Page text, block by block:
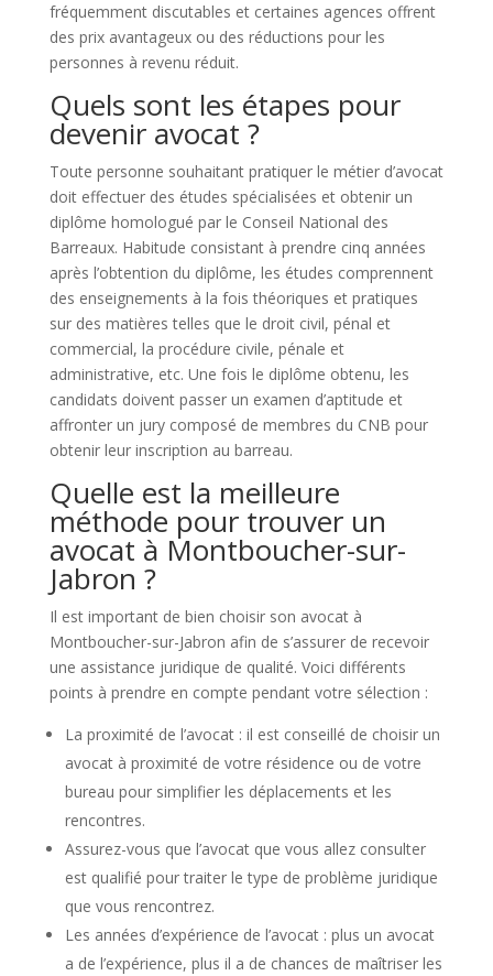
fréquemment discutables et certaines agences offrent
des prix avantageux ou des réductions pour les
personnes à revenu réduit.
Quels sont les étapes pour
devenir avocat ?
Toute personne souhaitant pratiquer le métier d’avocat
doit effectuer des études spécialisées et obtenir un
diplôme homologué par le Conseil National des
Barreaux. Habitude consistant à prendre cinq années
après l’obtention du diplôme, les études comprennent
des enseignements à la fois théoriques et pratiques
sur des matières telles que le droit civil, pénal et
commercial, la procédure civile, pénale et
administrative, etc. Une fois le diplôme obtenu, les
candidats doivent passer un examen d’aptitude et
affronter un jury composé de membres du CNB pour
obtenir leur inscription au barreau.
Quelle est la meilleure
méthode pour trouver un
avocat à Montboucher-sur-
Jabron ?
Il est important de bien choisir son avocat à
Montboucher-sur-Jabron afin de s’assurer de recevoir
une assistance juridique de qualité. Voici différents
points à prendre en compte pendant votre sélection :
La proximité de l’avocat : il est conseillé de choisir un
avocat à proximité de votre résidence ou de votre
bureau pour simplifier les déplacements et les
rencontres.
Assurez-vous que l’avocat que vous allez consulter
est qualifié pour traiter le type de problème juridique
que vous rencontrez.
Les années d’expérience de l’avocat : plus un avocat
a de l’expérience, plus il a de chances de maîtriser les